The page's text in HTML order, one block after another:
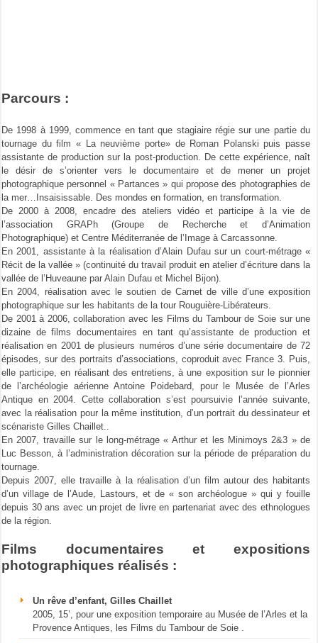
Parcours :
De 1998 à 1999, commence en tant que stagiaire régie sur une partie du
tournage du film « La neuvième porte» de Roman Polanski puis passe
assistante de production sur la post-production. De cette expérience, naît
le désir de s’orienter vers le documentaire et de mener un projet
photographique personnel « Partances » qui propose des photographies de
la mer…Insaisissable. Des mondes en formation, en transformation.
De 2000 à 2008, encadre des ateliers vidéo et participe à la vie de
l’association GRAPh (Groupe de Recherche et d’Animation
Photographique) et Centre Méditerranée de l’Image à Carcassonne.
En 2001, assistante à la réalisation d’Alain Dufau sur un court-métrage «
Récit de la vallée » (continuité du travail produit en atelier d’écriture dans la
vallée de l’Huveaune par Alain Dufau et Michel Bijon).
En 2004, réalisation avec le soutien de Carnet de ville d’une exposition
photographique sur les habitants de la tour Rouguière-Libérateurs.
De 2001 à 2006, collaboration avec les Films du Tambour de Soie sur une
dizaine de films documentaires en tant qu’assistante de production et
réalisation en 2001 de plusieurs numéros d’une série documentaire de 72
épisodes, sur des portraits d’associations, coproduit avec France 3. Puis,
elle participe, en réalisant des entretiens, à une exposition sur le pionnier
de l’archéologie aérienne Antoine Poidebard, pour le Musée de l’Arles
Antique en 2004. Cette collaboration s’est poursuivie l’année suivante,
avec la réalisation pour la même institution, d’un portrait du dessinateur et
scénariste Gilles Chaillet..
En 2007, travaille sur le long-métrage « Arthur et les Minimoys 2&3 » de
Luc Besson, à l’administration décoration sur la période de préparation du
tournage.
Depuis 2007, elle travaille à la réalisation d’un film autour des habitants
d’un village de l’Aude, Lastours, et de « son archéologue » qui y fouille
depuis 30 ans avec un projet de livre en partenariat avec des ethnologues
de la région.
Films documentaires et expositions
photographiques réalisés :
Un rêve d’enfant, Gilles Chaillet
2005, 15’, pour une exposition temporaire au Musée de l’Arles et la
Provence Antiques, les Films du Tambour de Soie .